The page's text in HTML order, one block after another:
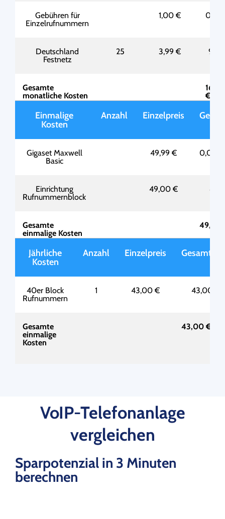
Gebühren für
Einzelrufnummern
1,00 € 0,00
Deutschland
Festnetz
25 3,99 €
Gesamte
monatliche Kosten
€
Einmalige
Kosten
Anzahl Einzelpreis
Gigaset Maxwell
Basic
49,99 € 0,00 €
Einrichtung
Rufnummernblock
49,00 €
Gesamte
einmalige Kosten
49,00
Jährliche
Kosten
Anzahl Einzelpreis
40er Block
Rufnummern
1 43,00 € 43,00 €
Gesamte
einmalige
Kosten
43,00 €
VoIP-Telefonanlage
vergleichen
Sparpotenzial in 3 Minuten
berechnen